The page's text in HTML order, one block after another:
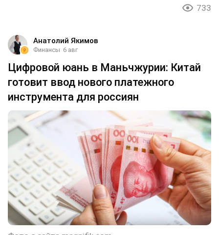
733
Анатолий Якимов
Финансы 6 авг
Цифровой юань в Маньчжурии: Китай
готовит ввод нового платежного
инструмента для россиян